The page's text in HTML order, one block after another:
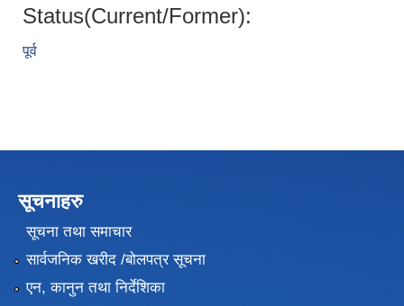
Status(Current/Former):
पूर्व
सूचनाहरु
सूचना तथा समाचार
सार्वजनिक खरीद /बोलपत्र सूचना
एन, कानुन तथा निर्देशिका